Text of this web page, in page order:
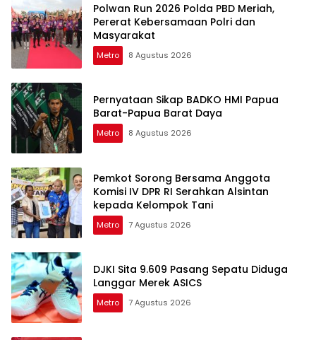
Polwan Run 2026 Polda PBD Meriah,
Pererat Kebersamaan Polri dan
Masyarakat
Metro 8 Agustus 2026
Pernyataan Sikap BADKO HMI Papua
Barat-Papua Barat Daya
Metro 8 Agustus 2026
Pemkot Sorong Bersama Anggota
Komisi IV DPR RI Serahkan Alsintan
kepada Kelompok Tani
Metro 7 Agustus 2026
DJKI Sita 9.609 Pasang Sepatu Diduga
Langgar Merek ASICS
Metro 7 Agustus 2026